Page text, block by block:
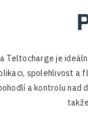
Teltocharge je
spolehlivost a
a kontrolu nad